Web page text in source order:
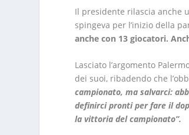
spingeva per l’inizio della
anche con 13 giocatori.
dei suoi, ribadendo che
campionato, ma salvarci:
definirci pronti per fare il
la vittoria del campionato”.